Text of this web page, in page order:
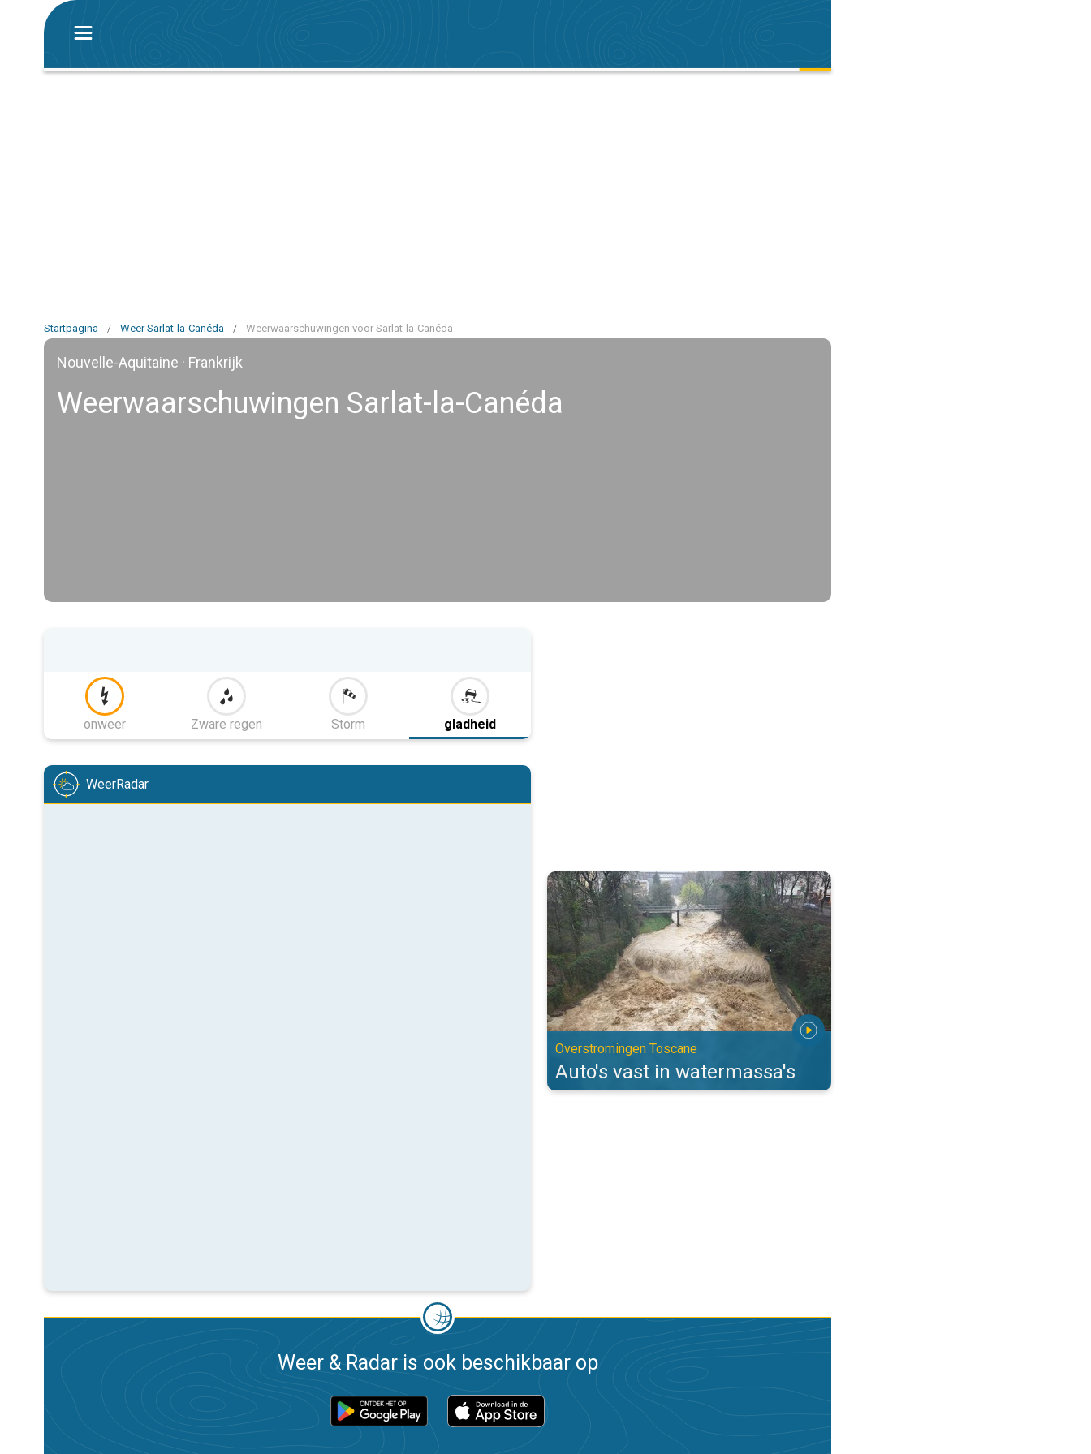
Startpagina / Weer Sarlat-la-Canéda / Weerwaarschuwingen voor Sarlat-la-Canéda
Nouvelle-Aquitaine · Frankrijk
Weerwaarschuwingen Sarlat-la-Canéda
onweer Zware regen Storm gladheid
WeerRadar
Auto's vast in watermassa's. Overstromingen Toscane. . .
Overstromingen Toscane
Auto's vast in watermassa's
Weer & Radar is ook beschikbaar op